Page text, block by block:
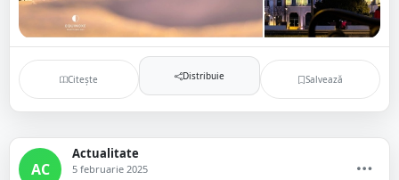
Citește Distribuie Salvează
AC
Actualitate
5 februarie 2025